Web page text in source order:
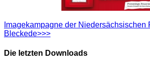
Imagekampagne der Niedersächsischen
Bleckede>>>
Die letzten Downloads